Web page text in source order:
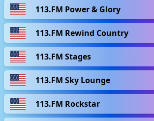
113.FM Power & Glory
113.FM Rewind Country
113.FM Stages
113.FM Sky Lounge
113.FM Rockstar